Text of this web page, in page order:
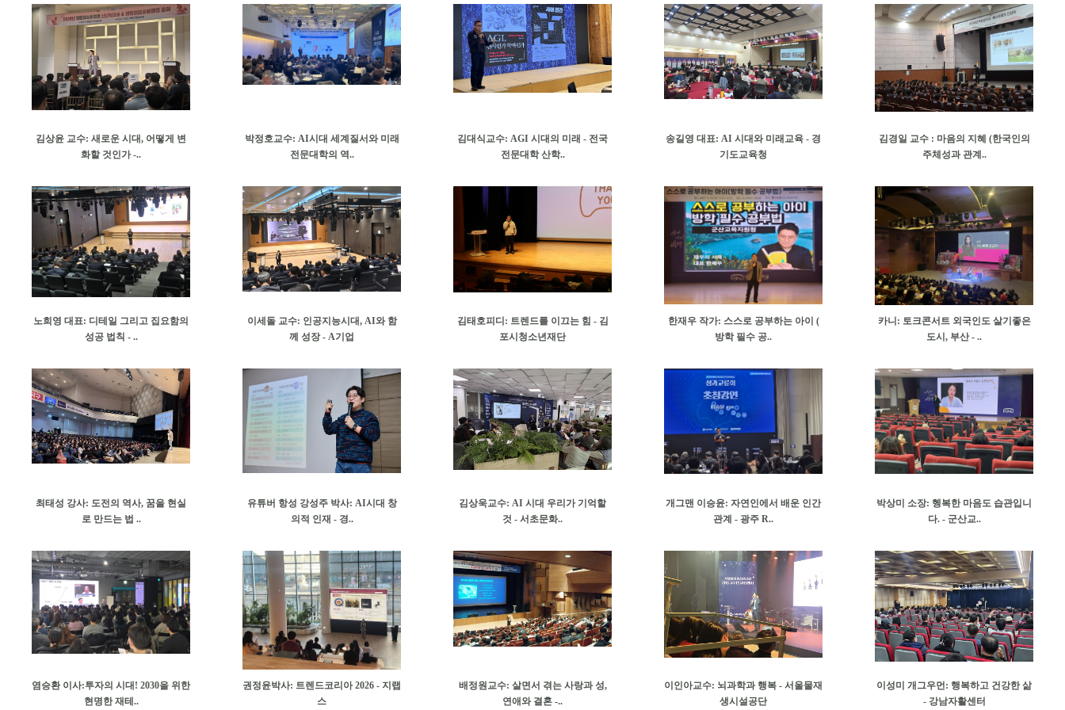
김상윤 교수: 새로운 시대, 어떻게 변
화할 것인가 -..
박정호교수: AI시대 세계질서와 미래
전문대학의 역..
김대식교수: AGI 시대의 미래 - 전국
전문대학 산학..
송길영 대표: AI 시대와 미래교육 - 경
기도교육청
김경일 교수 : 마음의 지혜 (한국인의
주체성과 관계..
노희영 대표: 디테일 그리고 집요함의
성공 법칙 - ..
이세돌 교수: 인공지능시대, AI와 함
께 성장 - A기업
김태호피디: 트렌드를 이끄는 힘 - 김
포시청소년재단
한재우 작가: 스스로 공부하는 아이 (
방학 필수 공..
카니: 토크콘서트 외국인도 살기좋은
도시, 부산 - ..
최태성 강사: 도전의 역사, 꿈을 현실
로 만드는 법 ..
유튜버 항성 강성주 박사: AI시대 창
의적 인재 - 경..
김상욱교수: AI 시대 우리가 기억할
것 - 서초문화..
개그맨 이승윤: 자연인에서 배운 인간
관계 - 광주 R..
박상미 소장: 헹복한 마음도 습관입니
다. - 군산교..
염승환 이사:투자의 시대! 2030을 위한
현명한 재테..
권정윤박사: 트렌드코리아 2026 - 지랩
스
배정원교수: 살면서 겪는 사랑과 성,
연애와 결혼 -..
이인아교수: 뇌과학과 행복 - 서울물재
생시설공단
이성미 개그우먼: 행복하고 건강한 삶
- 강남자활센터